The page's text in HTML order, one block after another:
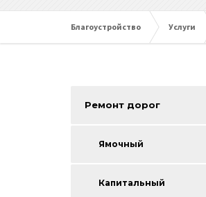
Благоустройство Услуги
Ремонт дорог
Ямочный
Капитальный